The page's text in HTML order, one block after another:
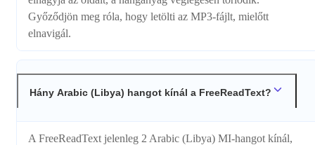
Győződjön meg róla, hogy letölti az MP3-fájlt, mielőtt
elnavigál.
Hány Arabic (Libya) hangot kínál a FreeReadText?
A FreeReadText jelenleg 2 Arabic (Libya) MI-hangot kínál,